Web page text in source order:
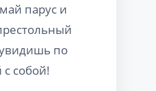
пaрус и
по
с собой!